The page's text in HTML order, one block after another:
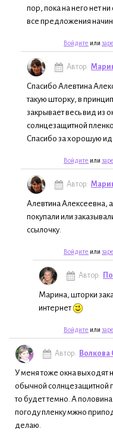
пор, пока на него нет
все предложения
Войдите или
Автор:
Спасибо Алевтина
такую шторку, в
закрывает весь вид из
солнцезащитной
Спасибо за хорошую
Войдите или
Автор:
Алевтина Алексеевна,
покупали или
ссылочку.
Войдите или
Автор:
Марина, шторки
интернет
Войдите или
Автор: Волкова
У меня тоже окна выходят
обычной солнцезащитной
то будет темно. А
погоду пленку мжно
делаю.